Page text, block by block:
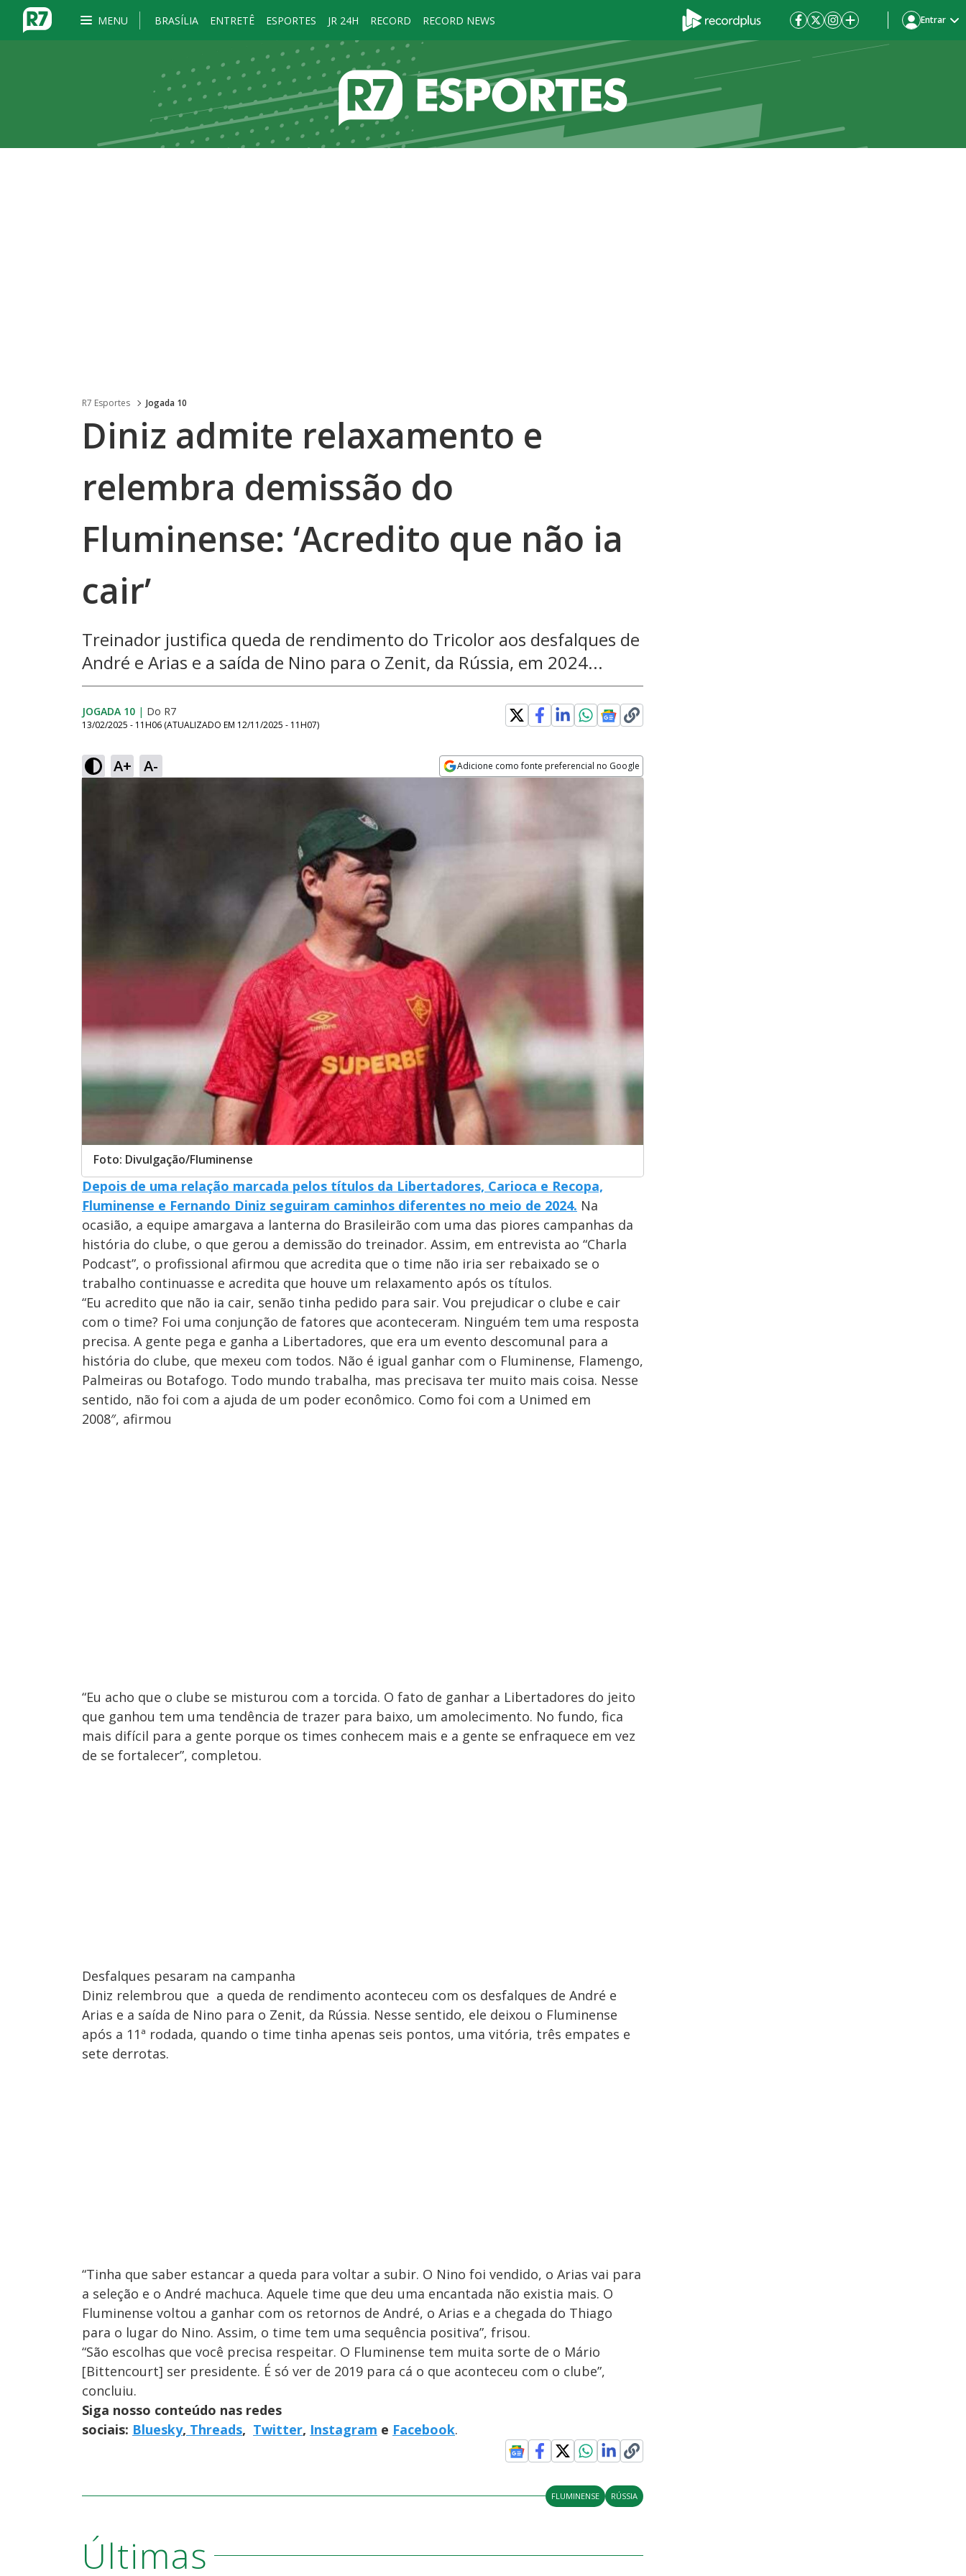
MENU BRASÍLIA ENTRETÊ ESPORTES JR 24H RECORD RECORD NEWS Entrar
R7 Esportes Jogada 10
Diniz admite relaxamento e
relembra demissão do
Fluminense: ‘Acredito que não ia
cair’
Treinador justifica queda de rendimento do Tricolor aos desfalques de
André e Arias e a saída de Nino para o Zenit, da Rússia, em 2024...
JOGADA 10 | Do R7
13/02/2025 - 11H06 (ATUALIZADO EM 12/11/2025 - 11H07)
A+ A- Adicione como fonte preferencial no Google
Foto: Divulgação/Fluminense
Depois de uma relação marcada pelos títulos da Libertadores, Carioca e Recopa,
Fluminense e Fernando Diniz seguiram caminhos diferentes no meio de 2024. Na
ocasião, a equipe amargava a lanterna do Brasileirão com uma das piores campanhas da
história do clube, o que gerou a demissão do treinador. Assim, em entrevista ao “Charla
Podcast”, o profissional afirmou que acredita que o time não iria ser rebaixado se o
trabalho continuasse e acredita que houve um relaxamento após os títulos.
“Eu acredito que não ia cair, senão tinha pedido para sair. Vou prejudicar o clube e cair
com o time? Foi uma conjunção de fatores que aconteceram. Ninguém tem uma resposta
precisa. A gente pega e ganha a Libertadores, que era um evento descomunal para a
história do clube, que mexeu com todos. Não é igual ganhar com o Fluminense, Flamengo,
Palmeiras ou Botafogo. Todo mundo trabalha, mas precisava ter muito mais coisa. Nesse
sentido, não foi com a ajuda de um poder econômico. Como foi com a Unimed em
2008″, afirmou
“Eu acho que o clube se misturou com a torcida. O fato de ganhar a Libertadores do jeito
que ganhou tem uma tendência de trazer para baixo, um amolecimento. No fundo, fica
mais difícil para a gente porque os times conhecem mais e a gente se enfraquece em vez
de se fortalecer”, completou.
Desfalques pesaram na campanha
Diniz relembrou que a queda de rendimento aconteceu com os desfalques de André e
Arias e a saída de Nino para o Zenit, da Rússia. Nesse sentido, ele deixou o Fluminense
após a 11ª rodada, quando o time tinha apenas seis pontos, uma vitória, três empates e
sete derrotas.
“Tinha que saber estancar a queda para voltar a subir. O Nino foi vendido, o Arias vai para
a seleção e o André machuca. Aquele time que deu uma encantada não existia mais. O
Fluminense voltou a ganhar com os retornos de André, o Arias e a chegada do Thiago
para o lugar do Nino. Assim, o time tem uma sequência positiva”, frisou.
“São escolhas que você precisa respeitar. O Fluminense tem muita sorte de o Mário
[Bittencourt] ser presidente. É só ver de 2019 para cá o que aconteceu com o clube”,
concluiu.
Siga nosso conteúdo nas redes
sociais: Bluesky, Threads, Twitter, Instagram e Facebook.
FLUMINENSE RÚSSIA
Últimas